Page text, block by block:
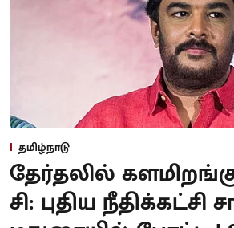
தமிழ்நாடு
தேர்தலில்
சி: புதிய நீதிக்கட்சி